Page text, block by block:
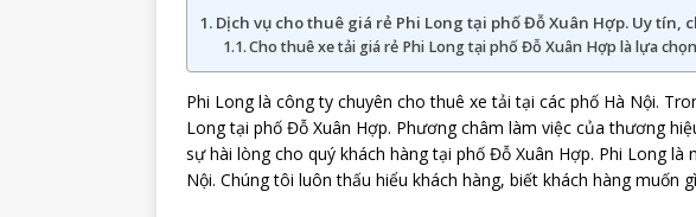
Dịch vụ cho thuê giá rẻ Phi Long tại phố Đỗ Xuân Hợp. Uy tín,
Cho thuê xe tải giá rẻ Phi Long tại phố Đỗ Xuân Hợp là lựa
Phi Long là công ty chuyên cho thuê xe tải tại các phố Hà Nội.
Long tại phố Đỗ Xuân Hợp. Phương châm làm việc của thương
sự hài lòng cho quý khách hàng tại phố Đỗ Xuân Hợp. Phi Long
Nội. Chúng tôi luôn thấu hiểu khách hàng, biết khách hàng muốn